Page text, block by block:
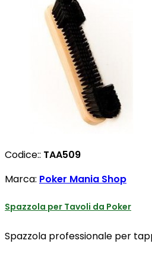
Codice:: TAA509
Marca: Poker Mania Shop
Spazzola per Tavoli da Poker
Spazzola professionale per